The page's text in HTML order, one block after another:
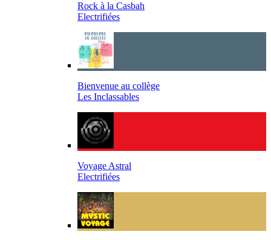
Rock à la Casbah
Electrifiées
Bienvenue au collège
Les Inclassables
Voyage Astral
Electrifiées